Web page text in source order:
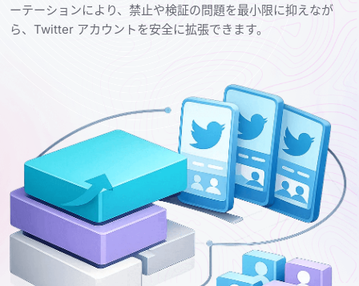
ーテーションにより、禁止や検証の問題を最小限に抑えなが
ら、Twitter アカウントを安全に拡張できます。